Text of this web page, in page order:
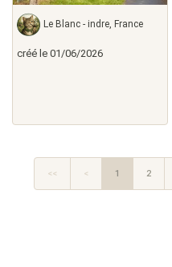
Le Blanc - indre, France
créé le 01/06/2026
<< < 1 2